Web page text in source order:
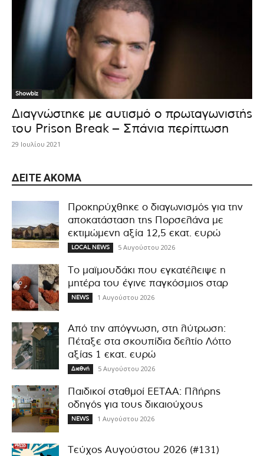
Showbiz
Διαγνώστηκε με αυτισμό ο πρωταγωνιστής
του Prison Break – Σπάνια περίπτωση
29 Ιουλίου 2021
ΔΕΊΤΕ ΑΚΌΜΑ
Προκηρύχθηκε ο διαγωνισμός για την
αποκατάσταση της Πορσελάνα με
εκτιμώμενη αξία 12,5 εκατ. ευρώ
LOCAL NEWS 5 Αυγούστου 2026
Το μαϊμουδάκι που εγκατέλειψε η
μητέρα του έγινε παγκόσμιος σταρ
NEWS 1 Αυγούστου 2026
Από την απόγνωση, στη λύτρωση:
Πέταξε στα σκουπίδια δελτίο Λόττο
αξίας 1 εκατ. ευρώ
Διεθνή 5 Αυγούστου 2026
Παιδικοί σταθμοί ΕΕΤΑΑ: Πλήρης
οδηγός για τους δικαιούχους
NEWS 1 Αυγούστου 2026
Τεύχος Αυγούστου 2026 (#131)